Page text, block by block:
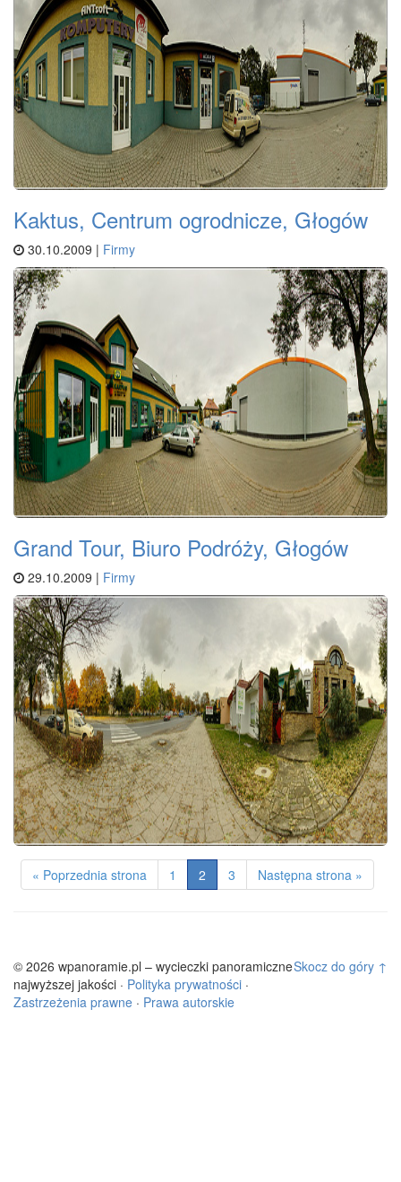
Kaktus, Centrum ogrodnicze, Głogów
30.10.2009 | Firmy
Grand Tour, Biuro Podróży, Głogów
29.10.2009 | Firmy
« Poprzednia strona 1 2 3 Następna strona »
Skocz do góry ↑
© 2026 wpanoramie.pl – wycieczki panoramiczne
najwyższej jakości · Polityka prywatności ·
Zastrzeżenia prawne · Prawa autorskie